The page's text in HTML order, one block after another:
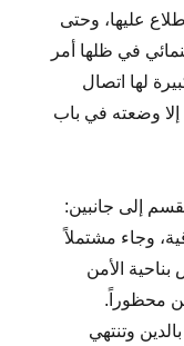
عليها، وحتى
في ظلها أمر
لها اتصال
إلا وضعته في باب
إلى جانبين:
وجاء مشتملاً
بناحية الأمن
محظوراً.
وتنتهي